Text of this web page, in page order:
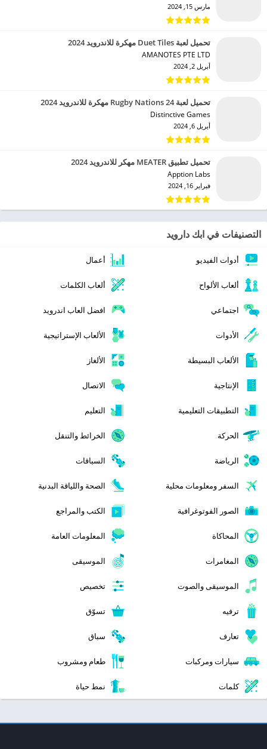
مارس 15, 2024
تحميل لعبة Duet Tiles مهكرة للاندرويد 2024
AMANOTES PTE LTD‏
أبريل 2, 2024
تحميل لعبة Rugby Nations 24 مهكرة للاندرويد 2024
Distinctive Games‏
أبريل 6, 2024
تحميل تطبيق MEATER مهكر للاندرويد 2024
Apption Labs‏
فبراير 16, 2024
التصنيفات في ابك دارويد
أدوات الفيديو أعمال
ألعاب الألواح ألعاب الكلمات
اجتماعي افضل العاب اندرويد
الأدوات الألعاب الإستراتيجية
الألعاب البسيطة الألغاز
الإنتاجية الاتصال
التطبيقات التعليمية التعليم
الحركة الخرائط والتنقل
الرياضة السباقات
السفر ومعلومات محلية الصحة واللياقة البدنية
الصور الفوتوغرافية الكتب والمراجع
المحاكاة المعلومات العامة
المغامرات الموسيقى
الموسيقى والصوت تخصيص
ترفيه تسوّق
تعارف سباق
سيارات ومركبات طعام ومشروب
كلمات نمط حياة